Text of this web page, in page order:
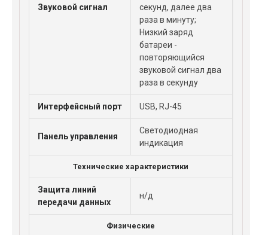
Звуковой сигнал
секунд, далее два
раза в минуту;
Низкий заряд
батареи -
повторяющийся
звуковой сигнал два
раза в секунду
Интерфейсный порт USB, RJ-45
Панель управления
Светодиодная
индикация
Технические характеристики
Защита линий
передачи данных
н/д
Физические